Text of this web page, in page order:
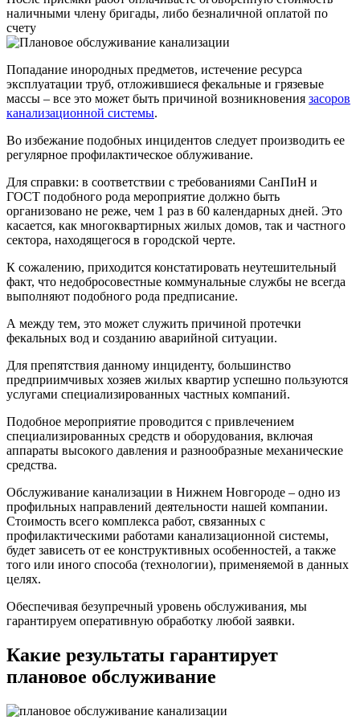
наличными члену бригады, либо безналичной оплатой по
счету
Попадание инородных предметов, истечение ресурса
эксплуатации труб, отложившиеся фекальные и грязевые
массы – все это может быть причиной возникновения засоров
канализационной системы.
Во избежание подобных инцидентов следует производить ее
регулярное профилактическое облуживание.
Для справки: в соответствии с требованиями СанПиН и
ГОСТ подобного рода мероприятие должно быть
организовано не реже, чем 1 раз в 60 календарных дней. Это
касается, как многоквартирных жилых домов, так и частного
сектора, находящегося в городской черте.
К сожалению, приходится констатировать неутешительный
факт, что недобросовестные коммунальные службы не всегда
выполняют подобного рода предписание.
А между тем, это может служить причиной протечки
фекальных вод и созданию аварийной ситуации.
Для препятствия данному инциденту, большинство
предприимчивых хозяев жилых квартир успешно пользуются
услугами специализированных частных компаний.
Подобное мероприятие проводится с привлечением
специализированных средств и оборудования, включая
аппараты высокого давления и разнообразные механические
средства.
Обслуживание канализации в Нижнем Новгороде – одно из
профильных направлений деятельности нашей компании.
Стоимость всего комплекса работ, связанных с
профилактическими работами канализационной системы,
будет зависеть от ее конструктивных особенностей, а также
того или иного способа (технологии), применяемой в данных
целях.
Обеспечивая безупречный уровень обслуживания, мы
гарантируем оперативную обработку любой заявки.
Какие результаты гарантирует
плановое обслуживание